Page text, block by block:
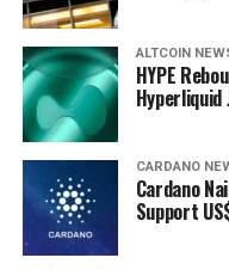
ALTCOIN
HYPE
Hyperliquid
CARDANO
Cardano
Support